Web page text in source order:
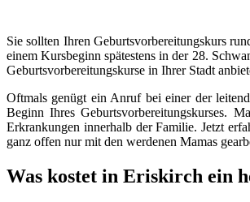
Sie sollten Ihren Geburtsvorbereitungskurs
einem Kursbeginn spätestens in der 28.
Geburtsvorbereitungskurse in Ihrer Stadt
Oftmals genügt ein Anruf bei einer der
Beginn Ihres Geburtsvorbereitungskurses.
Erkrankungen innerhalb der Familie. Jetzt
ganz offen nur mit den werdenen Mamas
Was kostet in Eriskirch ein